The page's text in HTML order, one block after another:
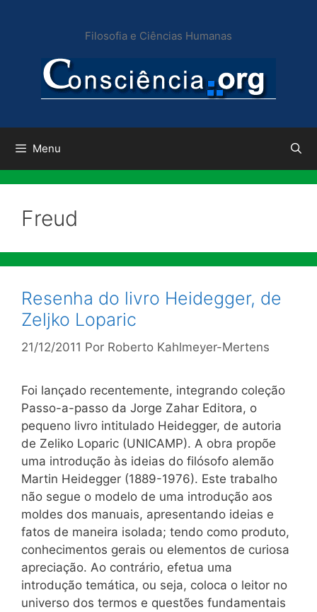
conteúdo
Filosofia e Ciências Humanas
Menu
Freud
Resenha do livro Heidegger, de
Zeljko Loparic
21/12/2011 Por Roberto Kahlmeyer-Mertens
Foi lançado recentemente, integrando coleção
Passo-a-passo da Jorge Zahar Editora, o
pequeno livro intitulado Heidegger, de autoria
de Zeliko Loparic (UNICAMP). A obra propõe
uma introdução às ideias do filósofo alemão
Martin Heidegger (1889-1976). Este trabalho
não segue o modelo de uma introdução aos
moldes dos manuais, apresentando ideias e
fatos de maneira isolada; tendo como produto,
conhecimentos gerais ou elementos de curiosa
apreciação. Ao contrário, efetua uma
introdução temática, ou seja, coloca o leitor no
universo dos termos e questões fundamentais